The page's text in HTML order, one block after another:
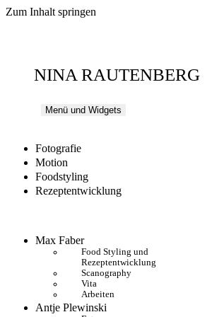
Zum Inhalt springen
NINA RAUTENBERG
Menü und Widgets
Fotografie
Motion
Foodstyling
Rezeptentwicklung
Max Faber
Food Styling und
Rezeptentwicklung
Scanography
Vita
Arbeiten
Antje Plewinski